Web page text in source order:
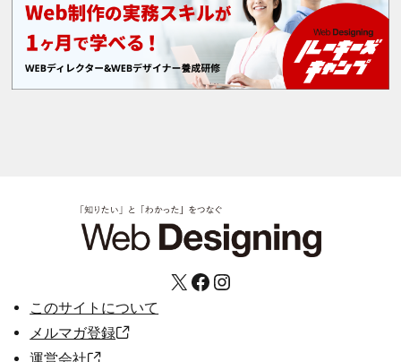
X Facebook Instagram
このサイトについて
メルマガ登録
運営会社